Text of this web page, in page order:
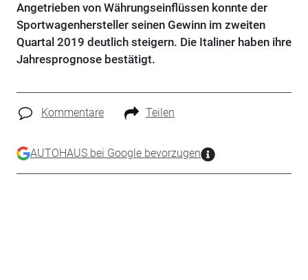
Angetrieben von Währungseinflüssen konnte der
Sportwagenhersteller seinen Gewinn im zweiten
Quartal 2019 deutlich steigern. Die Italiner haben ihre
Jahresprognose bestätigt.
Kommentare Teilen
AUTOHAUS bei Google bevorzugen